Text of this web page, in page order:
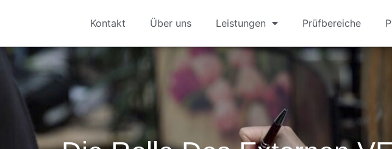
Kontakt Über uns Leistungen Prüfbereiche